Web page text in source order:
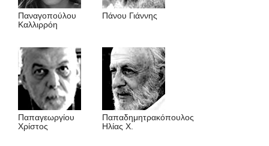
Παναγοπούλου
Καλλιρρόη
Πάνου Γιάννης
Παπαγεωργίου
Χρίστος
Παπαδημητρακόπουλος
Ηλίας Χ.